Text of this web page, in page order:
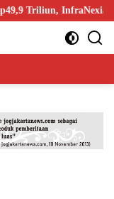
InfraNexia Kelola